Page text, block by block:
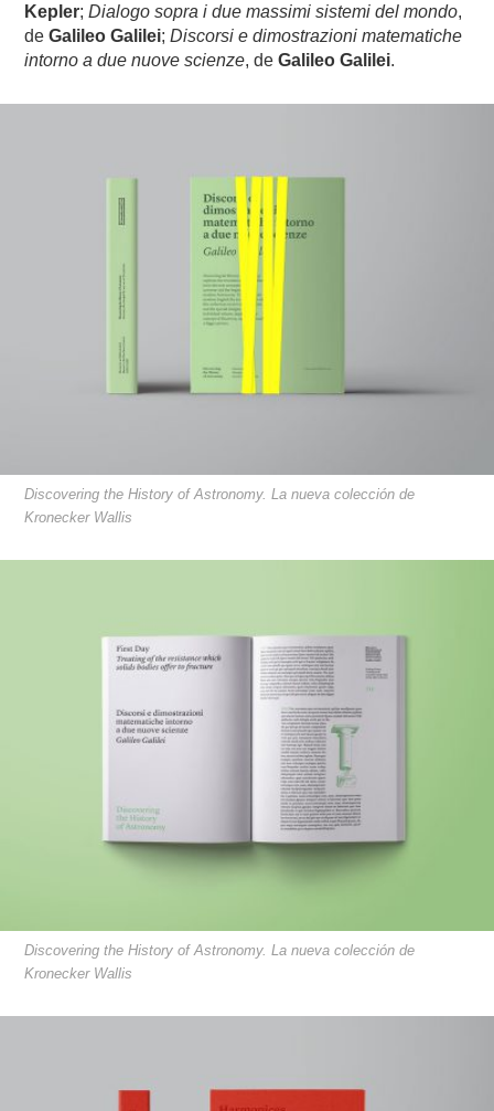
Kepler;Dialogo sopra i due massimi sistemi del mondo,
deGalileo Galilei;Discorsi e dimostrazioni matematiche
intorno a due nuove scienze, deGalileo Galilei.
Discovering the History of Astronomy. La nueva colección de
Kronecker Wallis
Discovering the History of Astronomy. La nueva colección de
Kronecker Wallis